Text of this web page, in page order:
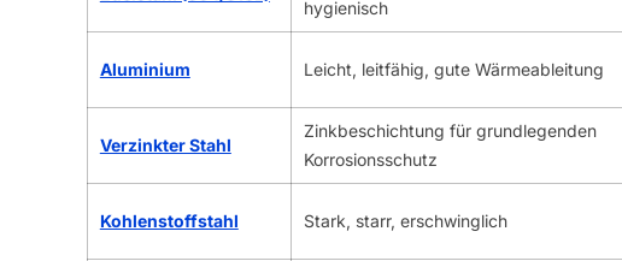
hygienisch
Aluminium Leicht, leitfähig, gute Wärmeableitung
Verzinkter Stahl
Zinkbeschichtung für grundlegenden
Korrosionsschutz
Kohlenstoffstahl Stark, starr, erschwinglich